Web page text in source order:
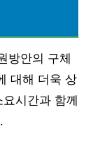
방안의 구체
대해 더욱 상
시간과 함께